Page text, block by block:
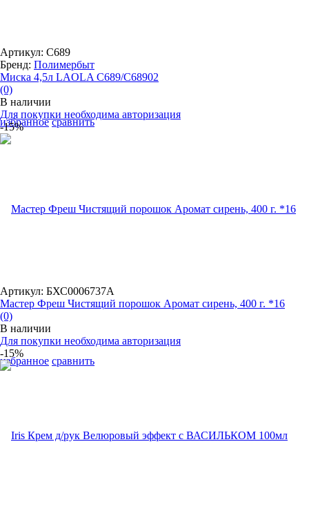
избранное сравнить
Артикул: С689
Бренд: Полимербыт
Миска 4,5л LAOLA С689/C68902
(0)
В наличии
Для покупки необходима авторизация
-15%
избранное сравнить
Артикул: БХС0006737А
Мастер Фреш Чистящий порошок Аромат сирень, 400 г. *16
(0)
В наличии
Для покупки необходима авторизация
-15%